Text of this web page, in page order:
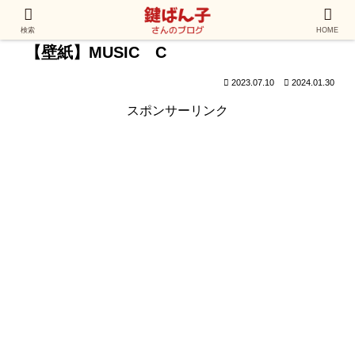
【壁紙】MUSIC C
2023.07.10 2024.01.30
スポンサーリンク
検索 HOME